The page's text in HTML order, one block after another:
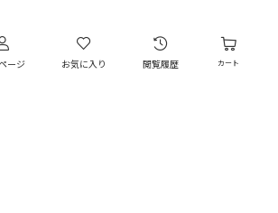
ージ お気に入り 閲覧履歴 カート